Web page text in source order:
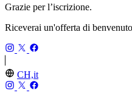
Grazie per l’iscrizione.
Riceverai un'offerta di
CH,it